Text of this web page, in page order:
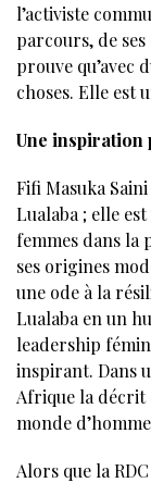
l’activiste
parcours, de
prouve qu’avec
choses. Elle est
Une inspiration
Fifi Masuka
Lualaba ; elle
femmes dans la
ses origines
une ode à la
Lualaba en un
leadership
inspirant. Dans
Afrique la décrit
monde
Alors que la